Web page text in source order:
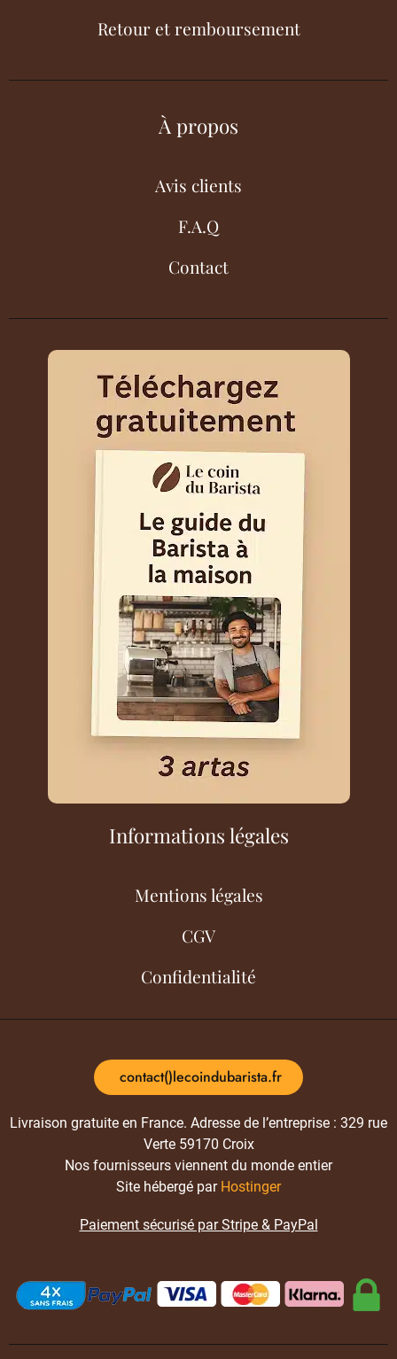
Retour et remboursement
À propos
Avis clients
F.A.Q
Contact
Informations légales
Mentions légales
CGV
Confidentialité
contact()lecoindubarista.fr
Livraison gratuite en France. Adresse de l’entreprise : 329 rue
Verte 59170 Croix
Nos fournisseurs viennent du monde entier
Site hébergé par Hostinger
Paiement sécurisé par Stripe & PayPal